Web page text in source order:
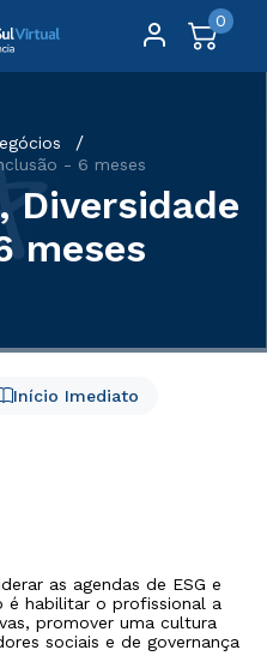
0
- 6 meses
Diversidade
meses
Início Imediato
as agendas de ESG e
é habilitar o profissional a
promover uma cultura
sociais e de governança